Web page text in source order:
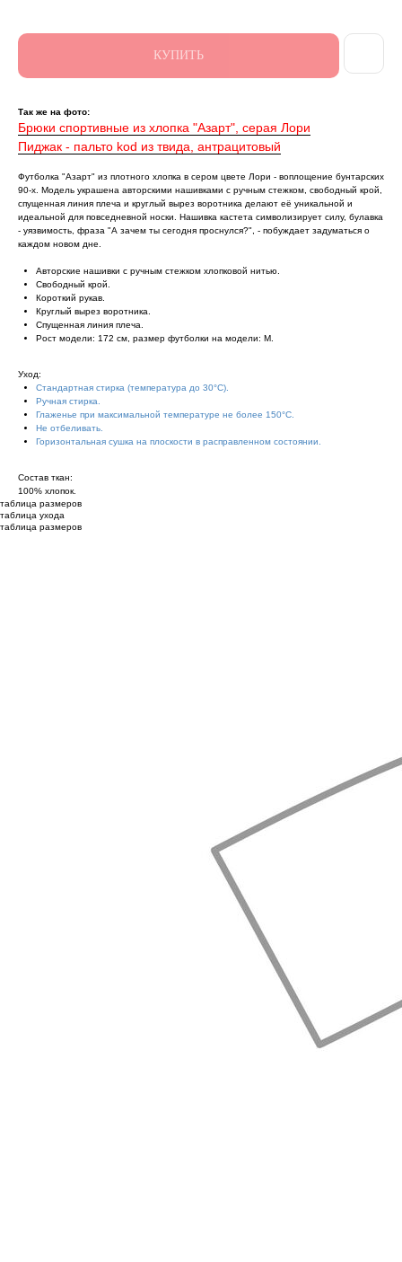
КУПИТЬ
Так же на фото:
Брюки спортивные из хлопка "Азарт", серая Лори
Пиджак - пальто kоd из твида, антрацитовый
Футболка "Азарт" из плотного хлопка в сером цвете Лори - воплощение бунтарских
90-х. Модель украшена авторскими нашивками с ручным стежком, свободный крой,
спущенная линия плеча и круглый вырез воротника делают её уникальной и
идеальной для повседневной носки. Нашивка кастета символизирует силу, булавка
- уязвимость, фраза "А зачем ты сегодня проснулся?", - побуждает задуматься о
каждом новом дне.
Авторские нашивки с ручным стежком хлопковой нитью.
Свободный крой.
Короткий рукав.
Круглый вырез воротника.
Спущенная линия плеча.
Рост модели: 172 см, размер футболки на модели: М.
Уход:
Стандартная стирка (температура до 30°С).
Ручная стирка.
Глаженье при максимальной температуре не более 150°С.
Не отбеливать.
Горизонтальная сушка на плоскости в расправленном состоянии.
Состав ткан:
100% хлопок.
таблица размеров
таблица ухода
таблица размеров